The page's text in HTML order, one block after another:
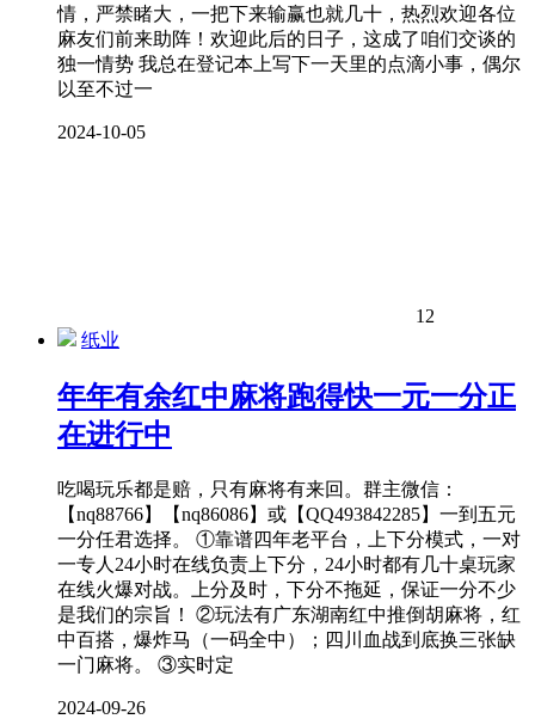
情，严禁睹大，一把下来输赢也就几十，热烈欢迎各位
麻友们前来助阵！欢迎此后的日子，这成了咱们交谈的
独一情势 我总在登记本上写下一天里的点滴小事，偶尔
以至不过一
2024-10-05
12
纸业
年年有余红中麻将跑得快一元一分正
在进行中
吃喝玩乐都是赔，只有麻将有来回。群主微信：
【nq88766】【nq86086】或【QQ493842285】一到五元
一分任君选择。 ①靠谱四年老平台，上下分模式，一对
一专人24小时在线负责上下分，24小时都有几十桌玩家
在线火爆对战。上分及时，下分不拖延，保证一分不少
是我们的宗旨！ ②玩法有广东湖南红中推倒胡麻将，红
中百搭，爆炸马（一码全中）；四川血战到底换三张缺
一门麻将。 ③实时定
2024-09-26